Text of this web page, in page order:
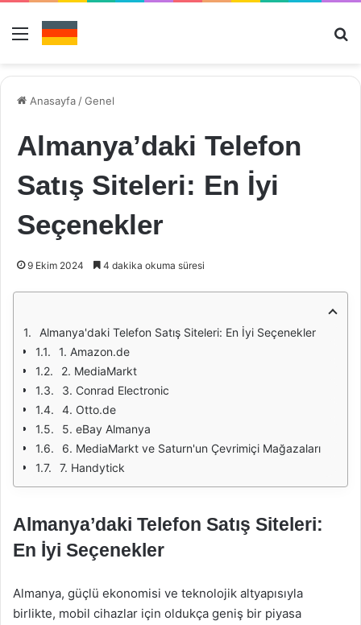
Menü
Anasayfa /Genel
Almanya’daki Telefon
Satış Siteleri: En İyi
Seçenekler
9 Ekim 2024 4 dakika okuma süresi
Almanya'daki Telefon Satış Siteleri: En İyi Seçenekler
1. Amazon.de
2. MediaMarkt
3. Conrad Electronic
4. Otto.de
5. eBay Almanya
6. MediaMarkt ve Saturn'un Çevrimiçi Mağazaları
7. Handytick
Almanya’daki Telefon Satış Siteleri:
En İyi Seçenekler
Almanya, güçlü ekonomisi ve teknolojik altyapısıyla
birlikte, mobil cihazlar için oldukça geniş bir piyasa